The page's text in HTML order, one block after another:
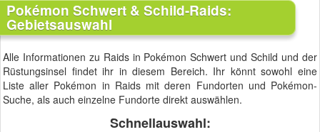
Pokémon Schwert & Schild-Raids:
Gebietsauswahl
Alle Informationen zu Raids in Pokémon Schwert und Schild und der
Rüstungsinsel findet ihr in diesem Bereich. Ihr könnt sowohl eine
Liste aller Pokémon in Raids mit deren Fundorten und Pokémon-
Suche, als auch einzelne Fundorte direkt auswählen.
Schnellauswahl: